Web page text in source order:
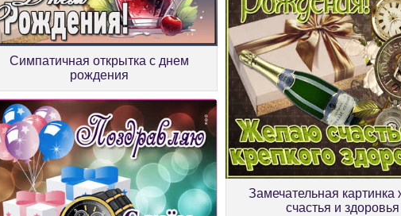
Симпатичная открытка с днем
рождения
Замечательная
счастья и здоровья